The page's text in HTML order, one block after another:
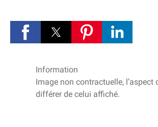
Information
Image non contractuelle, l’aspect
différer de celui affiché.